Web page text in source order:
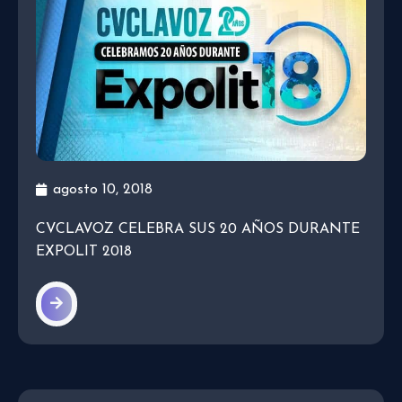
agosto 10, 2018
CVCLAVOZ CELEBRA SUS 20 AÑOS DURANTE
EXPOLIT 2018